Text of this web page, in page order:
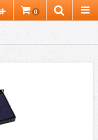
0
Chercher